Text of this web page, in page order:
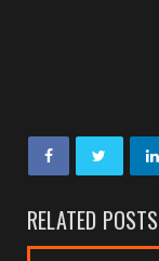
RELATED POSTS